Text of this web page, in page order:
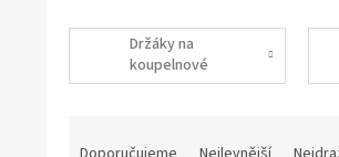
Držáky na
koupelnové
doplňky